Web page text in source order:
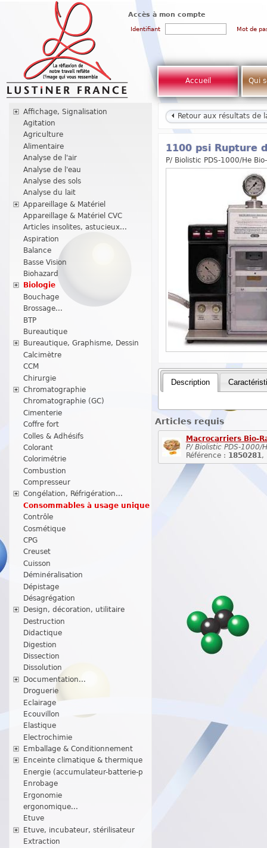
Accès à mon compte
Identifiant Mot de
Accueil Qui
Affichage, Signalisation
Agitation
Agriculture
Alimentaire
Analyse de l'air
Analyse de l'eau
Analyse des sols
Analyse du lait
Appareillage & Matériel
Appareillage & Matériel CVC
Articles insolites, astucieux...
Aspiration
Balance
Basse Vision
Biohazard
Biologie
Bouchage
Brossage...
BTP
Bureautique
Bureautique, Graphisme, Dessin
Calcimètre
CCM
Chirurgie
Chromatographie
Chromatographie (GC)
Cimenterie
Coffre fort
Colles & Adhésifs
Colorant
Colorimétrie
Combustion
Compresseur
Congélation, Réfrigération...
Consommables à usage unique
Contrôle
Cosmétique
CPG
Creuset
Cuisson
Déminéralisation
Dépistage
Désagrégation
Design, décoration, utilitaire
Destruction
Didactique
Digestion
Dissection
Dissolution
Documentation...
Droguerie
Eclairage
Ecouvillon
Elastique
Electrochimie
Emballage & Conditionnement
Enceinte climatique & thermique
Energie (accumulateur-batterie-p
Enrobage
Ergonomie
ergonomique...
Etuve
Etuve, incubateur, stérilisateur
Extraction
Retour aux résultats de
1100 psi Rupture
P/ Biolistic PDS-1000/He
Description
Articles requis
Macrocarriers Bio-
P/ Biolistic PDS-
Référence : 1850281,